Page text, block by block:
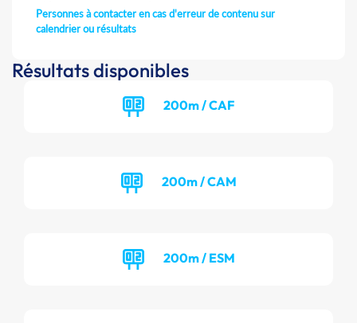
Personnes à contacter en cas d'erreur de contenu sur
calendrier ou résultats
Résultats disponibles
200m / CAF
200m / CAM
200m / ESM